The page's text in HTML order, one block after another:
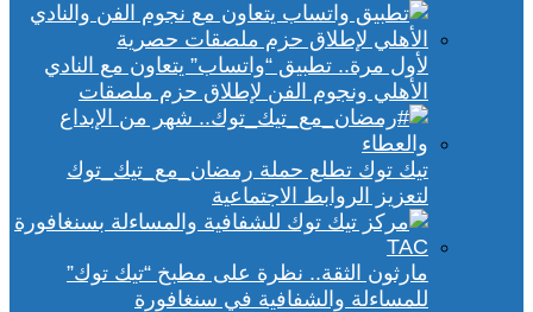
لأول مرة.. تطبيق “واتساب” يتعاون مع النادي
الأهلي ونجوم الفن لإطلاق حزم ملصقات
تيك توك تطلع حملة رمضان_مع_تيك_توك
لتعزيز الروابط الاجتماعية
مارثون الثقة.. نظرة على مطبخ “تيك توك”
للمساءلة والشفافية في سنغافورة